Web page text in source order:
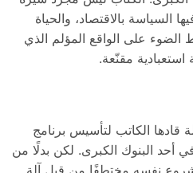
السياسة بالاقتصاد، والحياة
الضوء على الواقع المؤلم الذي
مقنّعة.
قادها الكاتب لتأسيس برنامج
أحد البنوك الكبرى. لكن بدلًا من
نفسه مختطفًا من قبل آلة